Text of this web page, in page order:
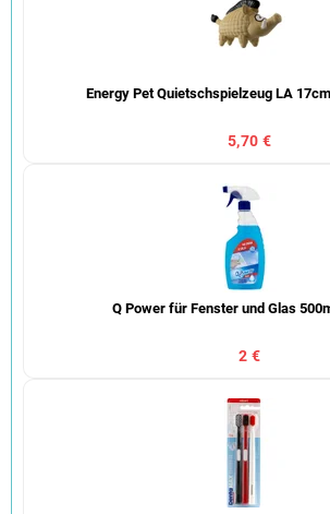
Energy Pet Quietschspielzeug LA
5,70 €
Q Power für Fenster und Glas
2 €